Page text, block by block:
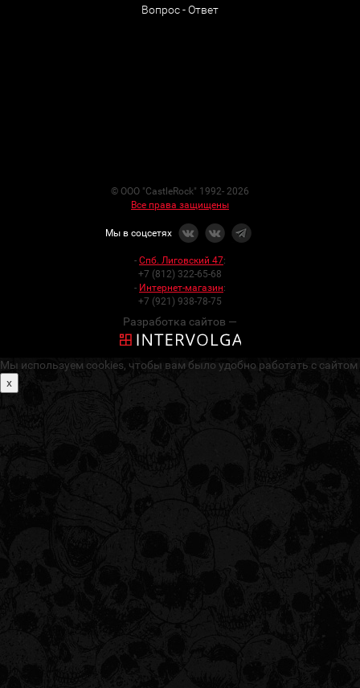
Вопрос - Ответ
© ООО "CastleRock" 1992- 2026
Все права защищены
Мы в соцсетях
- Спб. Лиговский 47:
+7 (812) 322-65-68
- Интернет-магазин:
+7 (921) 938-78-75
Разработка сайтов —
Мы используем cookies, чтобы вам было удобно работать с сайтом
x